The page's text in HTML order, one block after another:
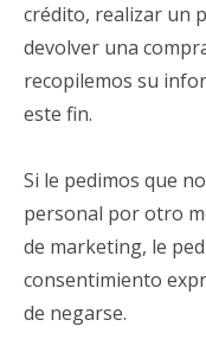
crédito, realizar un
devolver una
recopilemos su
este fin.
Si le pedimos que
personal por otro
de marketing, le
consentimiento
de negarse.